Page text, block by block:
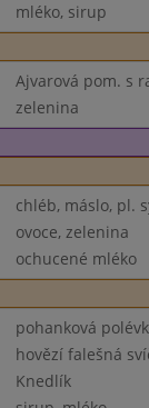
mléko, sirup
Ajvarová pom. s
zelenina
chléb, máslo, pl.
ovoce, zelenina
ochucené mléko
pohanková
hovězí falešná
Knedlík